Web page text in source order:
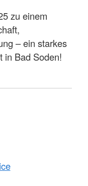
zu einem
– ein starkes
in Bad Soden!